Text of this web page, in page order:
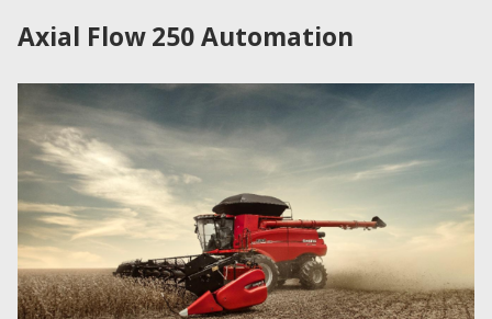
Axial Flow 250 Automation